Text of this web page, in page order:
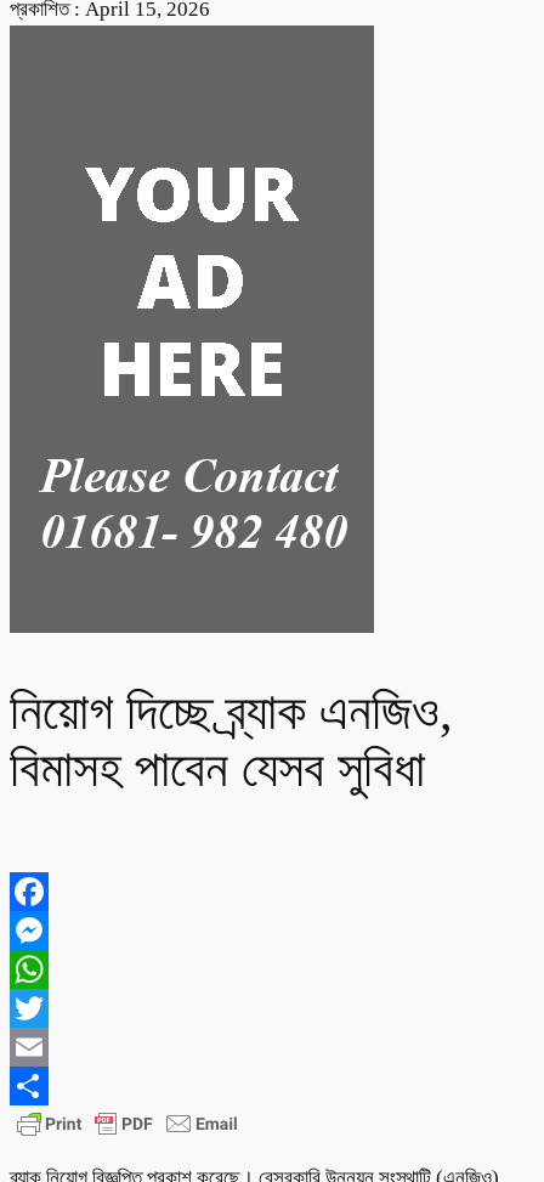
প্রকাশিত : April 15, 2026
নিয়োগ দিচ্ছে ব্র্যাক এনজিও,
বিমাসহ পাবেন যেসব সুবিধা
Facebook
Messenger
WhatsApp
Twitter
Email
Share
ব্র্যাক নিয়োগ বিজ্ঞপ্তি প্রকাশ করেছে। বেসরকারি উন্নয়ন সংস্থাটি (এনজিও)